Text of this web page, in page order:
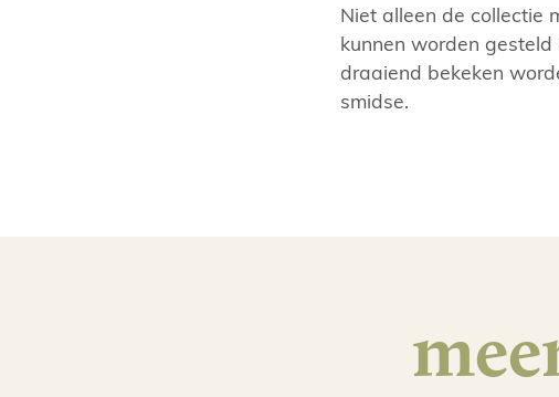
Niet alleen de collectie
kunnen worden
draaiend bekeken
smidse.